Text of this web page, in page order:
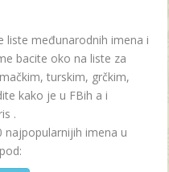
liste međunarodnih imena i
bacite oko na liste za
turskim, grčkim,
kako je u FBih a i
.
najpopularnijih imena u